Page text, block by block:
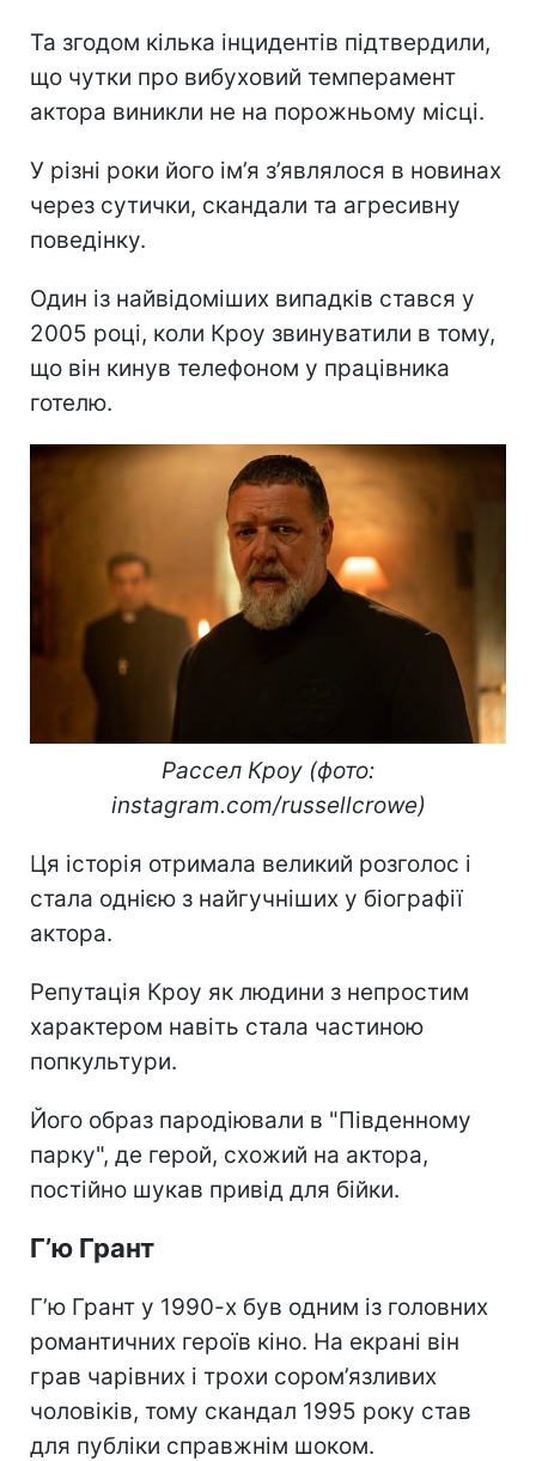
Та згодом кілька інцидентів підтвердили,
що чутки про вибуховий темперамент
актора виникли не на порожньому місці.
У різні роки його ім’я з’являлося в новинах
через сутички, скандали та агресивну
поведінку.
Один із найвідоміших випадків стався у
2005 році, коли Кроу звинуватили в тому,
що він кинув телефоном у працівника
готелю.
Рассел Кроу (фото:
instagram.com/russellcrowe)
Ця історія отримала великий розголос і
стала однією з найгучніших у біографії
актора.
Репутація Кроу як людини з непростим
характером навіть стала частиною
попкультури.
Його образ пародіювали в "Південному
парку", де герой, схожий на актора,
постійно шукав привід для бійки.
Г’ю Грант
Г’ю Грант у 1990-х був одним із головних
романтичних героїв кіно. На екрані він
грав чарівних і трохи сором’язливих
чоловіків, тому скандал 1995 року став
для публіки справжнім шоком.